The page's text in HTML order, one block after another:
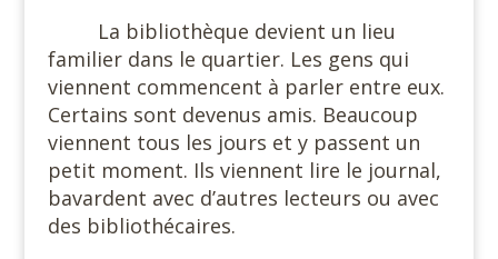
La bibliothèque devient un lieu
familier dans le quartier. Les gens qui
viennent commencent à parler entre eux.
Certains sont devenus amis. Beaucoup
viennent tous les jours et y passent un
petit moment. Ils viennent lire le journal,
bavardent avec d’autres lecteurs ou avec
des bibliothécaires.